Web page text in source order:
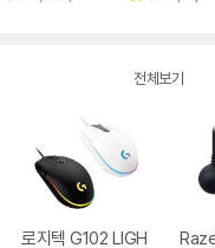
전체보기
로지텍 G102 LIGH